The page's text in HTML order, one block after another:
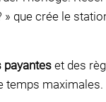
que crée le
payantes et des
temps maximales.